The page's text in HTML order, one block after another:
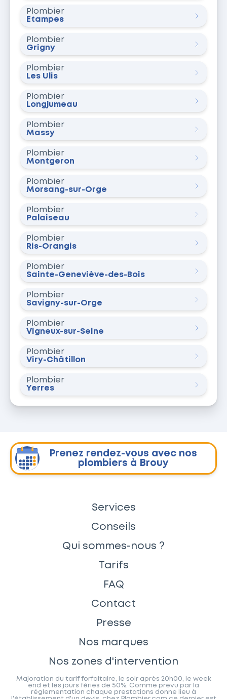
Plombier
Étampes
Plombier
Grigny
Plombier
Les Ulis
Plombier
Longjumeau
Plombier
Massy
Plombier
Montgeron
Plombier
Morsang-sur-Orge
Plombier
Palaiseau
Plombier
Ris-Orangis
Plombier
Sainte-Geneviève-des-Bois
Plombier
Savigny-sur-Orge
Plombier
Vigneux-sur-Seine
Plombier
Viry-Châtillon
Plombier
Yerres
Prenez rendez-vous avec nos
plombiers à Brouy
Services
Conseils
Qui sommes-nous ?
Tarifs
FAQ
Contact
Presse
Nos marques
Nos zones d'intervention
Majoration du tarif forfaitaire, le soir après 20h00, le week
end et les jours fériés de 50%. Comme prévu par la
réglementation chaque prestations donne lieu à